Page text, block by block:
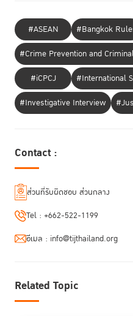
“จากงานวิจัยพบว่ามีความเสี่ยงสูงที่ผู้
ผู้ชาย โดยการใช้มาตรการที่มิใช่การคุ
เศรษฐกิจ ลดจำนวนผู้ต้องขัง และสถิติ
ชุมชนมีบทบาทสำคัญในการช่วยเหลือ
มาห์ตานี ยังกล่าวด้วยว่า การจำคุกก่
สุดท้าย โดยยกตัวอย่างกรณีในประเท
1 ใน 3 กระทำผิดในข้อหาไม่จ่ายค่าปรั
ลุ่มน้อย
มาห์ตานีให้ความเห็นถึงความจำเป็นใ
พิจารณาคดี โดยให้พิจารณาถึงประวัติ
บำบัดแทนการคุมขัง
นางมาห์ตานี ยังได้ยกตัวอย่างแนวทา
เสียสามารถนำไปใช้ได้จริงที่ระบุไว้ในคู่
อบรม รวมทั้งเสนอให้มีการปฏิรูปแนว
จากนั้นวงเสวนาได้เข้าสู่ช่วงถามตอบ
จำเป็นที่จะต้องมีความคิดริเริ่มเกี่ยวกั
#ASEAN #Bangkok
#Crime Prevention and
#iCPCJ
#International
#Investigative Interview
Contact :
ส่วนที่รับผิดชอบ ส่วนกลาง
Tel : +662-522-1199
อีเมล : info@tijthailand.org
Related Topic